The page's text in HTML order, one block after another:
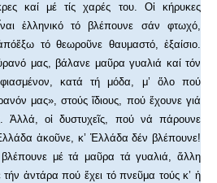
καί μέ τίς χαρές του. Οἱ κήρυκες
ἑλληνικό τό βλέπουνε σάν φτωχό,
ἀπόἔξω τό θεωροῦνε θαυμαστό, ἐξαίσιο.
μας, βάλανε μαῦρα γυαλιά καί τόν
κατά τή μόδα, μ’ ὅλο πού
μας», στούς ἴδιους, πού ἔχουνε γιά
Ἀλλά, οἱ δυστυχεῖς, πού νά πάρουνε
ἀκοῦνε, κ’ Ἑλλάδα δέν βλέπουνε!
μέ τά μαῦρα τά γυαλιά, ἄλλη
ἀντάρα πού ἔχει τό πνεῦμα τούς κ’ ἡ